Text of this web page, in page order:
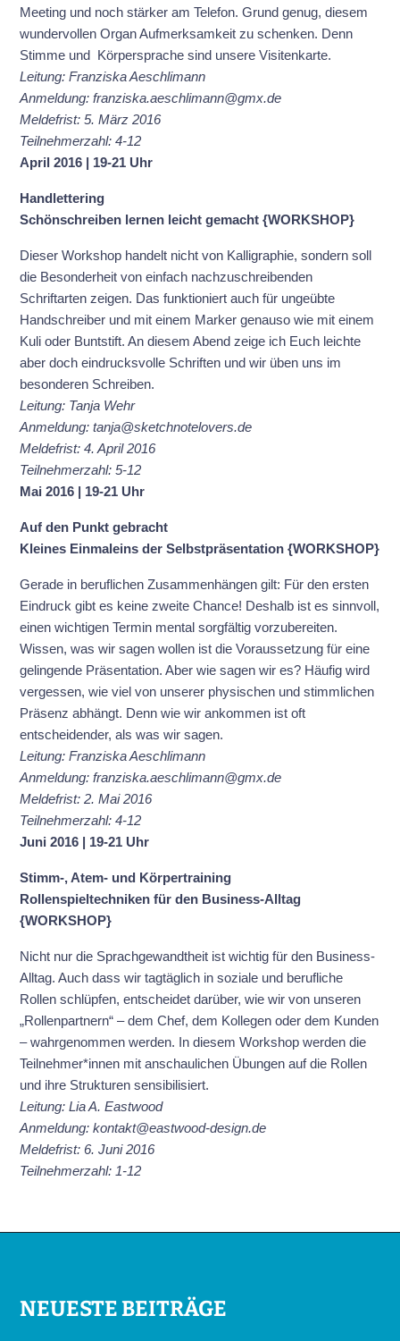
Meeting und noch stärker am Telefon. Grund genug, diesem
wundervollen Organ Aufmerksamkeit zu schenken. Denn
Stimme und Körpersprache sind unsere Visitenkarte.
Leitung: Franziska Aeschlimann
Anmeldung: franziska.aeschlimann@gmx.de
Meldefrist: 5. März 2016
Teilnehmerzahl: 4-12
April 2016 | 19-21 Uhr
Handlettering
Schönschreiben lernen leicht gemacht {WORKSHOP}
Dieser Workshop handelt nicht von Kalligraphie, sondern soll
die Besonderheit von einfach nachzuschreibenden
Schriftarten zeigen. Das funktioniert auch für ungeübte
Handschreiber und mit einem Marker genauso wie mit einem
Kuli oder Buntstift. An diesem Abend zeige ich Euch leichte
aber doch eindrucksvolle Schriften und wir üben uns im
besonderen Schreiben.
Leitung: Tanja Wehr
Anmeldung: tanja@sketchnotelovers.de
Meldefrist: 4. April 2016
Teilnehmerzahl: 5-12
Mai 2016 | 19-21 Uhr
Auf den Punkt gebracht
Kleines Einmaleins der Selbstpräsentation {WORKSHOP}
Gerade in beruflichen Zusammenhängen gilt: Für den ersten
Eindruck gibt es keine zweite Chance! Deshalb ist es sinnvoll,
einen wichtigen Termin mental sorgfältig vorzubereiten.
Wissen, was wir sagen wollen ist die Voraussetzung für eine
gelingende Präsentation. Aber wie sagen wir es? Häufig wird
vergessen, wie viel von unserer physischen und stimmlichen
Präsenz abhängt. Denn wie wir ankommen ist oft
entscheidender, als was wir sagen.
Leitung: Franziska Aeschlimann
Anmeldung: franziska.aeschlimann@gmx.de
Meldefrist: 2. Mai 2016
Teilnehmerzahl: 4-12
Juni 2016 | 19-21 Uhr
Stimm-, Atem- und Körpertraining
Rollenspieltechnikenfür den Business-Alltag
{WORKSHOP}
Nicht nur die Sprachgewandtheit ist wichtig für den Business-
Alltag. Auch dass wir tagtäglich in soziale und berufliche
Rollen schlüpfen, entscheidet darüber, wie wir von unseren
„Rollenpartnern“ – dem Chef, dem Kollegen oder dem Kunden
– wahrgenommen werden. In diesem Workshop werden die
Teilnehmer*innen mit anschaulichen Übungen auf die Rollen
und ihre Strukturen sensibilisiert.
Leitung: Lia A. Eastwood
Anmeldung: kontakt@eastwood-design.de
Meldefrist: 6. Juni 2016
Teilnehmerzahl: 1-12
NEUESTE BEITRÄGE